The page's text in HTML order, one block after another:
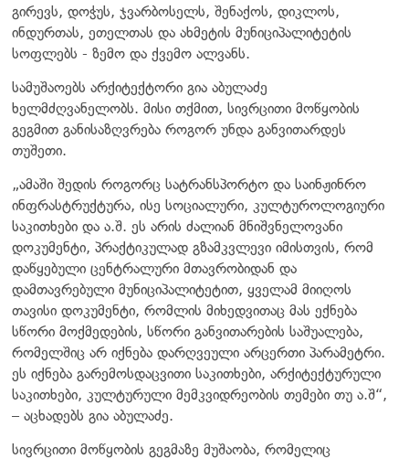
გირევს, დოჭუს, ჯვარბოსელს, შენაქოს, დიკლოს,
ინდურთას, ეთელთას და ახმეტის მუნიციპალიტეტის
სოფლებს - ზემო და ქვემო ალვანს.
სამუშაოებს არქიტექტორი გია აბულაძე
ხელმძღვანელობს. მისი თქმით, სივრცითი მოწყობის
გეგმით განისაზღვრება როგორ უნდა განვითარდეს
თუშეთი.
„ამაში შედის როგორც სატრანსპორტო და საინჟინრო
ინფრასტრუქტურა, ისე სოციალური, კულტუროლოგიური
საკითხები და ა.შ. ეს არის ძალიან მნიშვნელოვანი
დოკუმენტი, პრაქტიკულად გზამკვლევი იმისთვის, რომ
დაწყებული ცენტრალური მთავრობიდან და
დამთავრებული მუნიციპალიტეტით, ყველამ მიიღოს
თავისი დოკუმენტი, რომლის მიხედვითაც მას ექნება
სწორი მოქმედების, სწორი განვითარების საშუალება,
რომელშიც არ იქნება დარღვეული არცერთი პარამეტრი.
ეს იქნება გარემოსდაცვითი საკითხები, არქიტექტურული
საკითხები, კულტურული მემკვიდრეობის თემები თუ ა.შ“,
– აცხადებს გია აბულაძე.
სივრცითი მოწყობის გეგმაზე მუშაობა, რომელიც